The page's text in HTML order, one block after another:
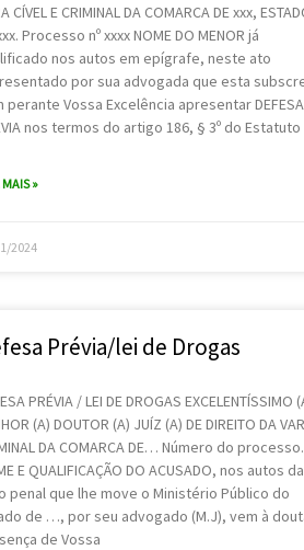
CÍVEL E CRIMINAL DA COMARCA DE xxx,
Processo nº xxxx NOME DO MENOR já
nos autos em epígrafe, neste ato
por sua advogada que esta
perante Vossa Excelência apresentar DEFESA
nos termos do artigo 186, § 3º do Estatuto
»
2024
Prévia/lei de Drogas
PRÉVIA / LEI DE DROGAS EXCELENTÍSSIMO
(A) DOUTOR (A) JUÍZ (A) DE DIREITO DA
DA COMARCA DE… Número do
E QUALIFICAÇÃO DO ACUSADO, nos autos da
penal que lhe move o Ministério Público do
de …, por seu advogado (M.J), vem à
de Vossa